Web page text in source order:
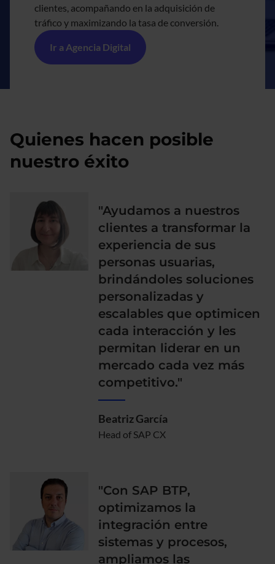
clientes, acompañando en la adquisición de
tráfico y maximizando la tasa de conversión.
Ir a Agencia Digital
Quienes hacen posible
nuestro éxito
"Ayudamos a nuestros
clientes a transformar la
experiencia de sus
personas usuarias,
brindándoles soluciones
personalizadas y
escalables que optimicen
cada interacción y les
permitan liderar en un
mercado cada vez más
competitivo."
Beatriz García
Head of SAP CX
"Con SAP BTP,
optimizamos la
integración entre
sistemas y procesos,
ampliamos las